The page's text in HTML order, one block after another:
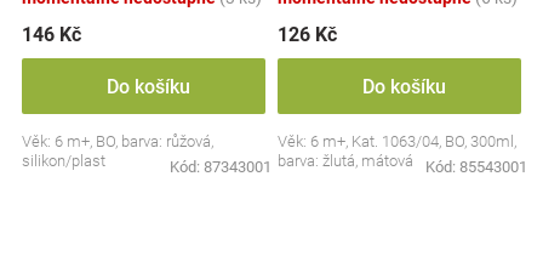
146 Kč
Do košíku
Věk: 6 m+, BO, barva: růžová,
silikon/plast
Kód: 87343001
126 Kč
Do košíku
Věk: 6 m+, Kat. 1063/04, BO, 300ml,
barva: žlutá, mátová
Kód: 85543001